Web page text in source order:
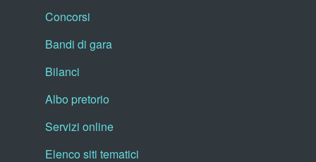
Concorsi
Bandi di gara
Bilanci
Albo pretorio
Servizi online
Elenco siti tematici